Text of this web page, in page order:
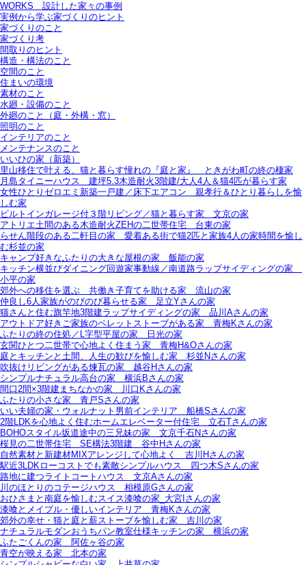
WORKS＿設計した家々の事例
実例から学ぶ家づくりのヒント
家づくりのこと
家づくり考
間取りのヒント
構造・構法のこと
空間のこと
住まいの環境
素材のこと
水廻・設備のこと
外廻のこと（庭・外構・窓）
照明のこと
インテリアのこと
メンテナンスのこと
いいひの家（新築）
里山移住で叶える、猫と暮らす憧れの『庭と家』＿ときがわ町の終の棲家
月島タイニーハウス＿建坪5.3木造耐火3階建/大人4人＆猫4匹が暮らす家
女性ひとりゼロエミ新築一戸建／床下エアコン＿親孝行＆ひとり暮らしを愉
しむ家
ビルトインガレージ付３階リビング／猫と暮らす家＿文京の家
アトリエ土間のある木造耐火ZEHの二世帯住宅＿台東の家
らせん階段のある二軒目の家＿愛着ある街で猫2匹と家族4人の家時間を愉し
む杉並の家
キャンプ好きなふたりの大きな屋根の家＿飯能の家
キッチン横並びダイニング回遊家事動線／南道路ラップサイディングの家＿
小平の家
郊外への移住を選ぶ＿共働き子育てを助ける家＿流山の家
仲良し6人家族がのびのび暮らせる家＿足立Yさんの家
猫さんと住む旗竿地3階建ラップサイディングの家＿品川Aさんの家
アウトドア好きご家族のペレットストーブがある家＿青梅Kさんの家
ふたりの終の住処／L字型平屋の家＿日光の家
玄関ひとつ二世帯で心地よく住まう家＿青梅H&Oさんの家
庭とキッチンと土間、人生の歓びを愉しむ家＿杉並Nさんの家
吹抜けリビングがある煉瓦の家＿越谷Hさんの家
シンプルナチュラル高台の家＿横浜Bさんの家
間口2間×3階建まちなかの家＿川口Kさんの家
ふたりの小さな家＿青戸Sさんの家
いい夫婦の家・ウォルナット男前インテリア＿船橋Sさんの家
2階LDKを心地よく住むホームエレベーター付住宅＿立石Tさんの家
BOHOスタイル坂道途中の三兄妹の家＿文京千石Nさんの家
桜見の二世帯住宅＿SE構法3階建＿谷中Hさんの家
自然素材と新建材MIXアレンジして心地よく＿吉川Hさんの家
駅近3LDKローコストでも素敵シンプルハウス＿四つ木Sさんの家
路地に建つライトコートハウス＿文京Aさんの家
川のほとりのコテージハウス＿相模原Gさんの家
おひさまと南庭を愉しむスイス漆喰の家_大宮Iさんの家
漆喰とメイプル・優しいインテリア＿青梅Kさんの家
郊外の幸せ・猫と庭と薪ストーブを愉しむ家＿吉川の家
ナチュラルモダンおうちパン教室仕様キッチンの家＿横浜の家
ふたごくんの家＿阿佐ヶ谷の家
青空が映える家＿北本の家